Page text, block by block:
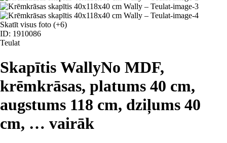
Skatīt visus foto (+6)
ID: 1910086
Teulat
Skapītis WallyNo MDF,
krēmkrāsas, platums 40 cm,
augstums 118 cm, dziļums 40
cm, … vairāk